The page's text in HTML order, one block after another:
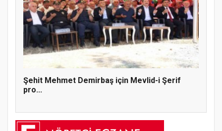
Şehit Mehmet Demirbaş için Mevlid-i Şerif
pro...